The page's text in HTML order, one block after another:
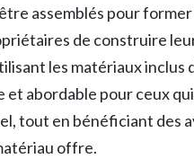
assemblés pour
de construire
les matériaux inclus
abordable pour ceux
tout en bénéficiant des
offre.